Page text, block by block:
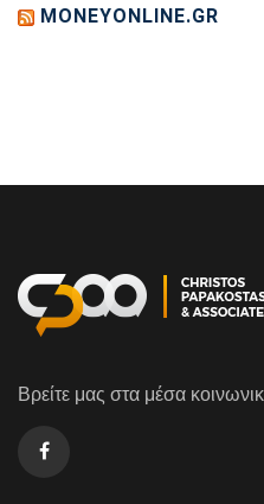
MONEYONLINE.GR
Βρείτε μας στα μέσα